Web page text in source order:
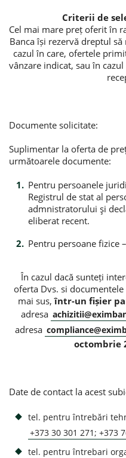
Criterii de
Cel mai mare preț oferit în
Banca își rezervă dreptul
cazul în care, ofertele
vânzare indicat, sau în
Documente solicitate:
Suplimentar la oferta de
următoarele documente:
Pentru persoanele
Registrul de stat al
admnistratorului şi
eliberat recent.
Pentru persoane fizice
În cazul dacă sunteți
oferta Dvs. si
mai sus,într-un fișier
adresa
adresa
octombrie
Date de contact la acest
tel. pentru întrebări
+373 30 301 271; +373
tel. pentru întrebari